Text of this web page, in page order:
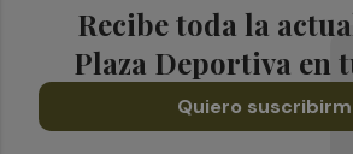
Recibe toda la
Plaza Deportiva en
Quiero